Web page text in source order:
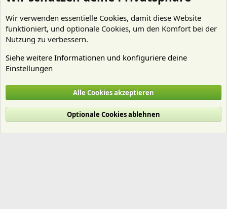
Cookies
Deutsch (Du)
Nutzungsbedingungen
Datenschutz Hilfe und Impressum
R
Wir verwenden essentielle Cookies, damit diese Website
funktioniert, und optionale Cookies, um den Komfort bei der
Nutzung zu verbessern.
Siehe weitere Informationen und konfiguriere deine
Einstellungen
Alle Cookies akzeptieren
Optionale Cookies ablehnen